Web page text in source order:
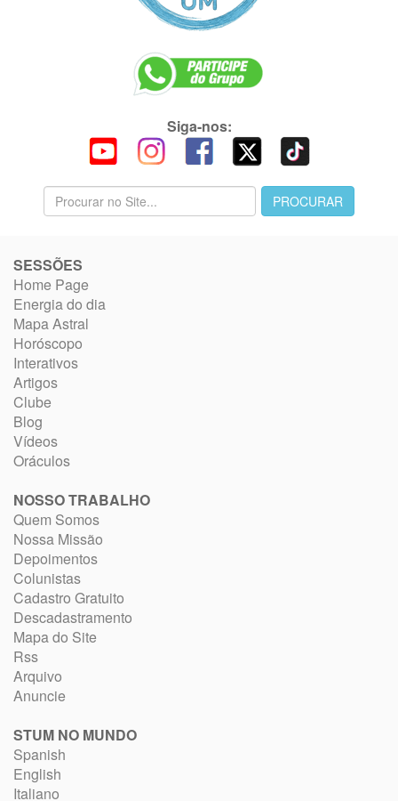
Siga-nos:
SESSÕES
Home Page
Energia do dia
Mapa Astral
Horóscopo
Interativos
Artigos
Clube
Blog
Vídeos
Oráculos
NOSSO TRABALHO
Quem Somos
Nossa Missão
Depoimentos
Colunistas
Cadastro Gratuito
Descadastramento
Mapa do Site
Rss
Arquivo
Anuncie
STUM NO MUNDO
Spanish
English
Italiano